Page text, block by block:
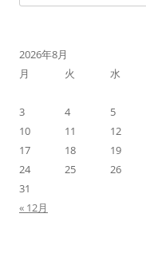
索:
2026年8月
月
火 水
3
4 5
10
11 12
17
18 19
24
25 26
31
« 12月